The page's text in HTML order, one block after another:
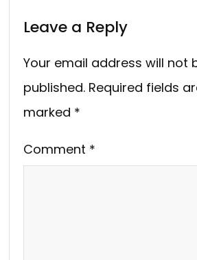
Leave a Reply
Your email address will not
published. Required fields
marked *
Comment *